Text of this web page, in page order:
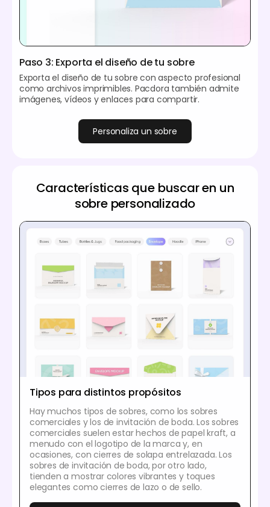
Paso 3: Exporta el diseño de tu sobre
Exporta el diseño de tu sobre con aspecto profesional
como archivos imprimibles. Pacdora también admite
imágenes, vídeos y enlaces para compartir.
Personaliza un sobre
Características que buscar en un
sobre personalizado
Tipos para distintos propósitos
Hay muchos tipos de sobres, como los sobres
comerciales y los de invitación de boda. Los sobres
comerciales suelen estar hechos de papel kraft, a
menudo con el logotipo de la marca y, en
ocasiones, con cierres de solapa entrelazada. Los
sobres de invitación de boda, por otro lado,
tienden a mostrar colores vibrantes y toques
elegantes como cierres de lazo o de sello.